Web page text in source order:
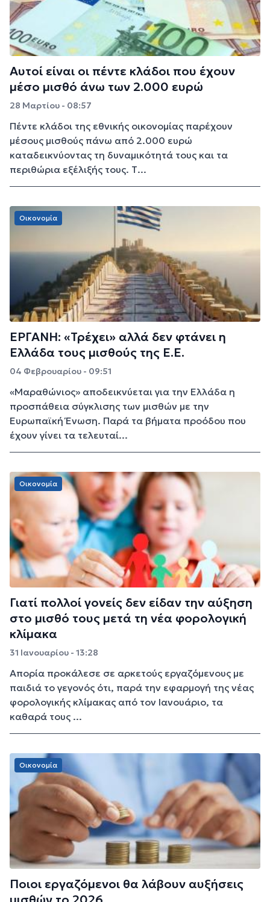
Αυτοί είναι οι πέντε κλάδοι που έχουν
μέσο μισθό άνω των 2.000 ευρώ
28 Μαρτίου - 08:57
Πέντε κλάδοι της εθνικής οικονομίας παρέχουν
μέσους μισθούς πάνω από 2.000 ευρώ
καταδεικνύοντας τη δυναμικότητά τους και τα
περιθώρια εξέλιξής τους. Τ...
Οικονομία
ΕΡΓΑΝΗ: «Τρέχει» αλλά δεν φτάνει η
Ελλάδα τους μισθούς της Ε.Ε.
04 Φεβρουαρίου - 09:51
«Μαραθώνιος» αποδεικνύεται για την Ελλάδα η
προσπάθεια σύγκλισης των μισθών με την
Ευρωπαϊκή Ένωση. Παρά τα βήματα προόδου που
έχουν γίνει τα τελευταί...
Οικονομία
Γιατί πολλοί γονείς δεν είδαν την αύξηση
στο μισθό τους μετά τη νέα φορολογική
κλίμακα
31 Ιανουαρίου - 13:28
Απορία προκάλεσε σε αρκετούς εργαζόμενους με
παιδιά το γεγονός ότι, παρά την εφαρμογή της νέας
φορολογικής κλίμακας από τον Ιανουάριο, τα
καθαρά τους ...
Οικονομία
Ποιοι εργαζόμενοι θα λάβουν αυξήσεις